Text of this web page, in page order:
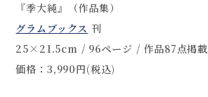
『季大純』（作品集）
グラムブックス 刊
25×21.5cm / 96ページ / 作品87点掲載
価格：3,990円(税込)